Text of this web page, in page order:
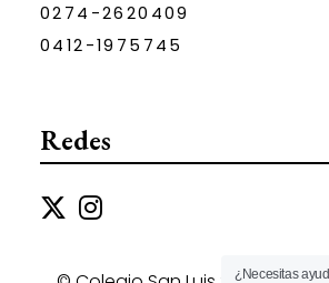
0274-2620409
0412-1975745
Redes
¿Necesitas